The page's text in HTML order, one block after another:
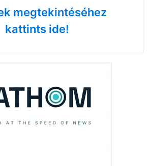
megtekintéséhez
kattints ide!